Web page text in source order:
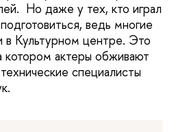
Но даже у тех, кто играл
ведь многие
в Культурном центре. Это
котором актеры обживают
специалисты